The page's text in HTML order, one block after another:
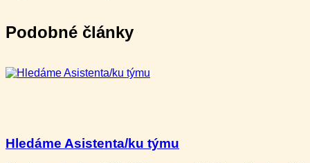
Podobné články
Hledáme Asistenta/ku týmu